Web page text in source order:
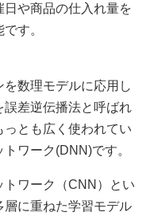
や商品の仕入れ量を
す。
数理モデルに応用し
誤差逆伝播法と呼ばれ
とも広く使われてい
ワーク(DNN)です。
ワーク（CNN）とい
層に重ねた学習モデル